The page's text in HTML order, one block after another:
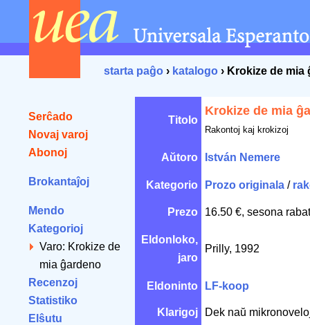
starta paĝo › katalogo › Krokize de mia
Serĉado
Novaj varoj
Abonoj
Brokantaĵoj
Mendo
Kategorioj
Varo: Krokize de
mia ĝardeno
Recenzoj
Statistiko
Elŝutu
Titolo
Krokize de mia
Rakontoj kaj krokizoj
Aŭtoro István Nemere
Kategorio Prozo originala /
Prezo 16.50 €, sesona
Eldonloko,
jaro
Prilly, 1992
Eldoninto LF-koop
Klarigoj Dek naŭ